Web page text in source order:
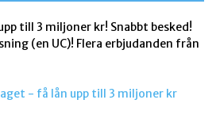
till 3 miljoner kr! Snabbt besked!
(en UC)! Flera erbjudanden från